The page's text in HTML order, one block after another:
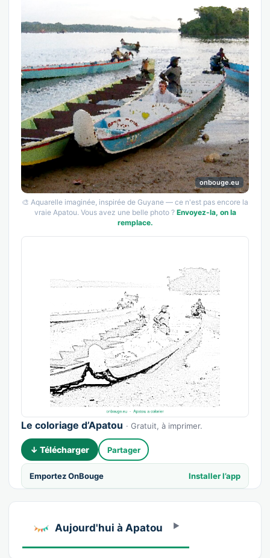
onbouge.eu
🎨 Aquarelle imaginée, inspirée de Guyane — ce n'est pas encore la
vraie Apatou. Vous avez une belle photo ? Envoyez-la, on la
remplace.
Le coloriage d’Apatou · Gratuit, à imprimer.
↓ Télécharger Partager
Emportez OnBouge Installer l’app
Aujourd'hui à Apatou